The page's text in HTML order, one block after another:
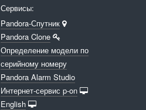
Сервисы:
Pandora-Спутник
Pandora Clone
Определение модели по
серийному номеру
Pandora Alarm Studio
Интернет-сервис p-on
English